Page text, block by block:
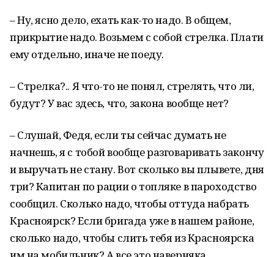
– Ну, ясно дело, ехать как-то надо. В общем,
прикрытие надо. Возьмем с собой стрелка. Плати
ему отдельно, иначе не поеду.
– Стрелка?.. Я что-то не понял, стрелять, что ли,
будут? У вас здесь, что, закона вообще нет?
– Слушай, Федя, если ты сейчас думать не
начнешь, я с тобой вообще разговаривать закончу
и выручать не стану. Вот сколько вы плывете, дня
три? Капитан по рации о топляке в пароходство
сообщил. Сколько надо, чтобы оттуда набрать
Красноярск? Если бригада уже в нашем районе,
сколько надо, чтобы слить тебя из Красноярска